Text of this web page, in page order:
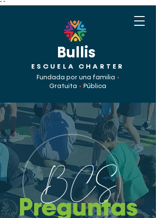
" "
Bullis
Fundada por una familia •
Gratuita • Pública
ESCUELA CHARTER
Preguntas
BCS